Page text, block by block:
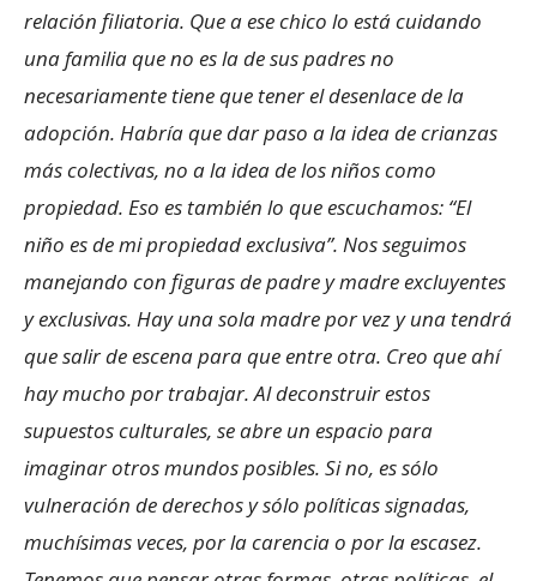
relación filiatoria. Que a ese chico lo está cuidando
una familia que no es la de sus padres no
necesariamente tiene que tener el desenlace de la
adopción. Habría que dar paso a la idea de crianzas
más colectivas, no a la idea de los niños como
propiedad. Eso es también lo que escuchamos: “El
niño es de mi propiedad exclusiva”. Nos seguimos
manejando con figuras de padre y madre excluyentes
y exclusivas. Hay una sola madre por vez y una tendrá
que salir de escena para que entre otra. Creo que ahí
hay mucho por trabajar. Al deconstruir estos
supuestos culturales, se abre un espacio para
imaginar otros mundos posibles. Si no, es sólo
vulneración de derechos y sólo políticas signadas,
muchísimas veces, por la carencia o por la escasez.